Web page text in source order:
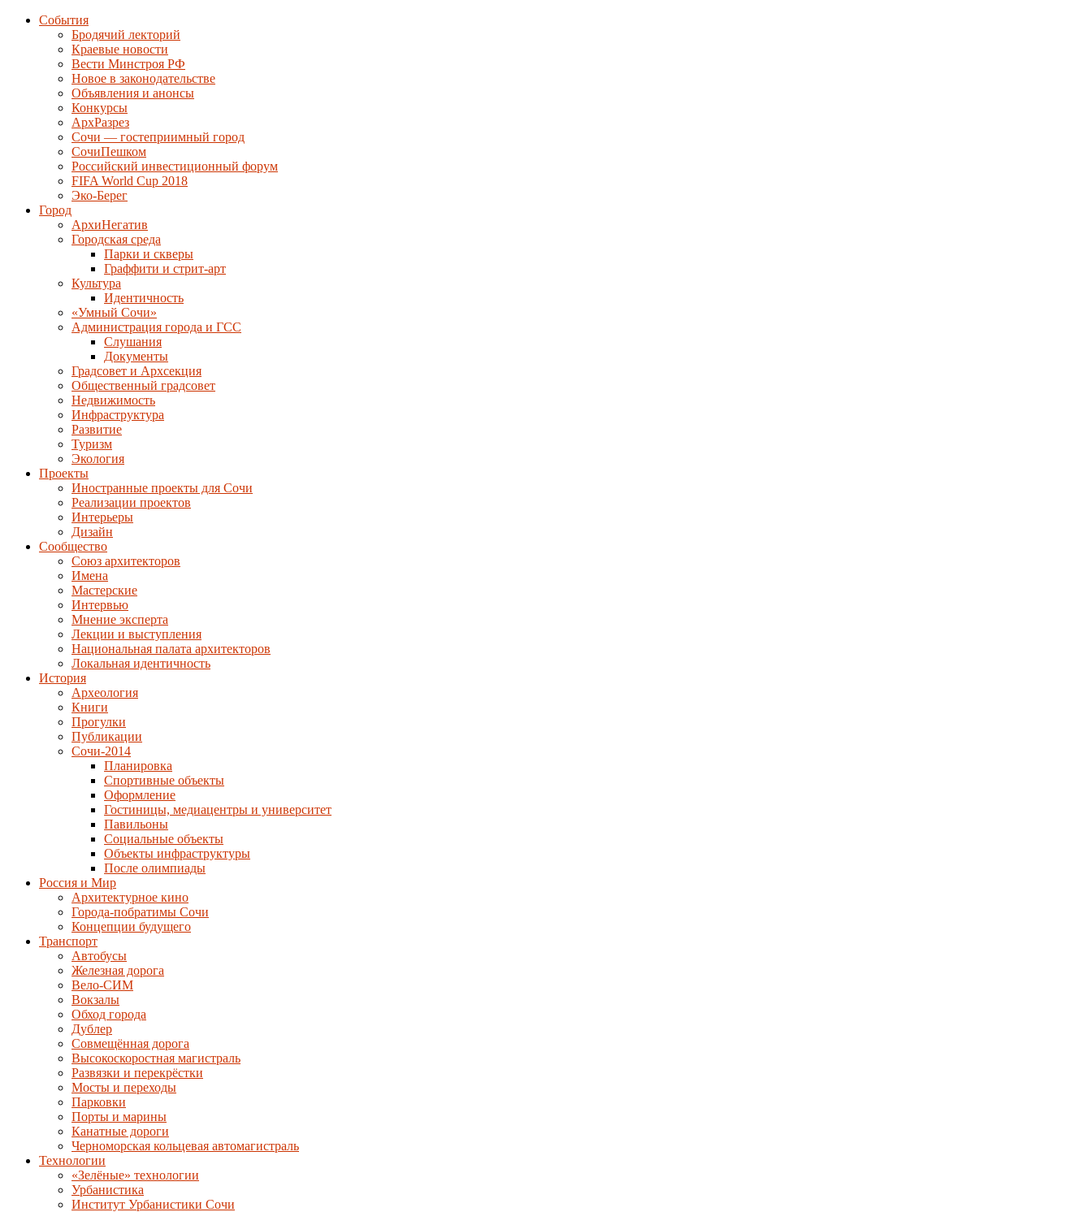
События
Бродячий лекторий
Краевые новости
Вести Минстроя РФ
Новое в законодательстве
Объявления и анонсы
Конкурсы
АрхРазрез
Сочи — гостеприимный город
СочиПешком
Российский инвестиционный форум
FIFA World Cup 2018
Эко-Берег
Город
АрхиНегатив
Городская среда
Парки и скверы
Граффити и стрит-арт
Культура
Идентичность
«Умный Сочи»
Администрация города и ГСС
Слушания
Документы
Градсовет и Архсекция
Общественный градсовет
Недвижимость
Инфраструктура
Развитие
Туризм
Экология
Проекты
Иностранные проекты для Сочи
Реализации проектов
Интерьеры
Дизайн
Сообщество
Союз архитекторов
Имена
Мастерские
Интервью
Мнение эксперта
Лекции и выступления
Национальная палата архитекторов
Локальная идентичность
История
Археология
Книги
Прогулки
Публикации
Сочи-2014
Планировка
Спортивные объекты
Оформление
Гостиницы, медиацентры и университет
Павильоны
Социальные объекты
Объекты инфраструктуры
После олимпиады
Россия и Мир
Архитектурное кино
Города-побратимы Сочи
Концепции будущего
Транспорт
Автобусы
Железная дорога
Вело-СИМ
Вокзалы
Обход города
Дублер
Совмещённая дорога
Высокоскоростная магистраль
Развязки и перекрёстки
Мосты и переходы
Парковки
Порты и марины
Канатные дороги
Черноморская кольцевая автомагистраль
Технологии
«Зелёные» технологии
Урбанистика
Институт Урбанистики Сочи